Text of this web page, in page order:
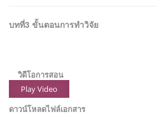
บทที่3 ขั้นตอนการทำวิจัย
วิดีโอการสอน
Play Video
ดาวน์โหลดไฟล์เอกสาร